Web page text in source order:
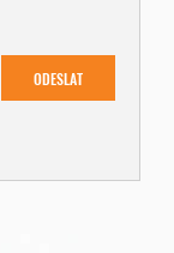
ODESLAT